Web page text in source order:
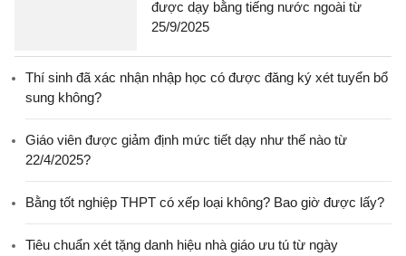
được dạy bằng tiếng nước ngoài từ
25/9/2025
Thí sinh đã xác nhận nhập học có được đăng ký xét tuyển bổ
sung không?
Giáo viên được giảm định mức tiết dạy như thế nào từ
22/4/2025?
Bằng tốt nghiệp THPT có xếp loại không? Bao giờ được lấy?
Tiêu chuẩn xét tặng danh hiệu nhà giáo ưu tú từ ngày